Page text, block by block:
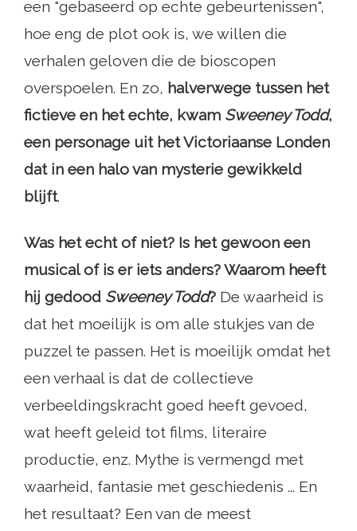
een "gebaseerd op echte gebeurtenissen",
hoe eng de plot ook is, we willen die
verhalen geloven die de bioscopen
overspoelen. En zo, halverwege tussen het
fictieve en het echte, kwam Sweeney Todd,
een personage uit het Victoriaanse Londen
dat in een halo van mysterie gewikkeld
blijft.
Was het echt of niet? Is het gewoon een
musical of is er iets anders? Waarom heeft
hij gedood Sweeney Todd? De waarheid is
dat het moeilijk is om alle stukjes van de
puzzel te passen. Het is moeilijk omdat het
een verhaal is dat de collectieve
verbeeldingskracht goed heeft gevoed,
wat heeft geleid tot films, literaire
productie, enz. Mythe is vermengd met
waarheid, fantasie met geschiedenis ... En
het resultaat? Een van de meest